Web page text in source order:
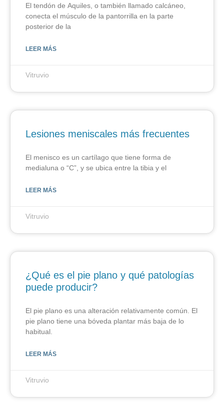
El tendón de Aquiles, o también llamado calcáneo,
conecta el músculo de la pantorrilla en la parte
posterior de la
LEER MÁS
Vitruvio
Lesiones meniscales más frecuentes
El menisco es un cartílago que tiene forma de
medialuna o “C”, y se ubica entre la tibia y el
LEER MÁS
Vitruvio
¿Qué es el pie plano y qué patologías
puede producir?
El pie plano es una alteración relativamente común. El
pie plano tiene una bóveda plantar más baja de lo
habitual.
LEER MÁS
Vitruvio